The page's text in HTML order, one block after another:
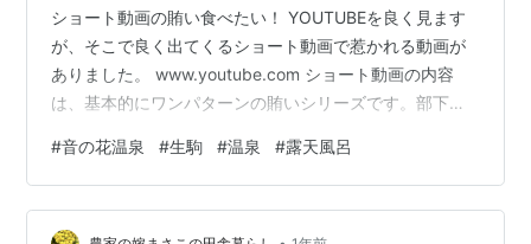
ショート動画の賄い食べたい！ YOUTUBEを良く見ます
が、そこで良く出てくるショート動画で惹かれる動画が
ありました。 www.youtube.com ショート動画の内容
は、基本的にワンパターンの賄いシリーズです。部下の
し、店長の調理風景と、賄いの出来上がりを見た部下が
「盛り付け上手！」などと、上から目線で店長の賄いを
褒めるのですが、それに対し、店長が「何で上からやね
#音の花温泉 #生駒 #温泉 #露天風呂